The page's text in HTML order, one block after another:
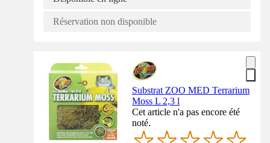
Réservation non disponible
Substrat ZOO MED Terrarium
Moss L 2,3 l
Cet article n'a pas encore été
noté.